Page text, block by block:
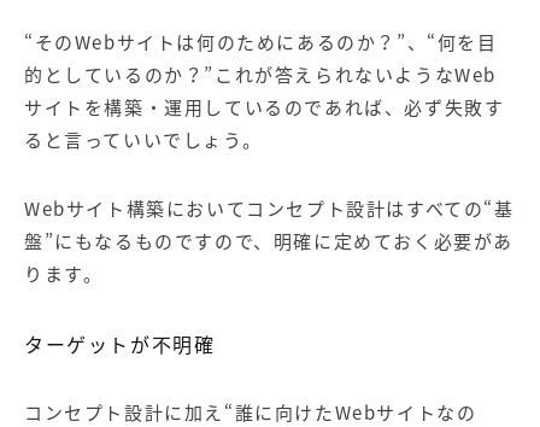
“そのWebサイトは何のためにあるのか？ ”、 “何を目
的としているのか？ ” これが答えられないようなWeb
サイトを構築・運用しているのであれば、必ず失敗す
ると言っていいでしょう。
Webサイト構築においてコンセプト設計はすべての“基
盤”にもなるものですので、明確に定めておく必要があ
ります。
ターゲットが不明確
コンセプト設計に加え“誰に向けたWebサイトなの